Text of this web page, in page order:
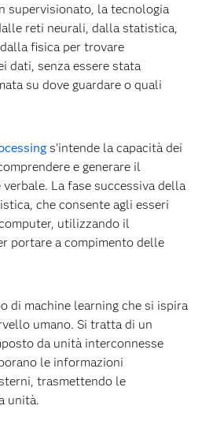
supervisionato, la tecnologia
reti neurali, dalla statistica,
fisica per trovare
dati, senza essere stata
su dove guardare o quali
s'intende la capacità dei
e generare il
La fase successiva della
che consente agli esseri
utilizzando il
portare a compimento delle
di machine learning che si ispira
umano. Si tratta di un
da unità interconnesse
le informazioni
trasmettendo le
unità.